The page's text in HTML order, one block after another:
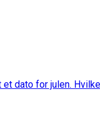
dato for julen.